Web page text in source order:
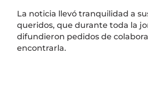
La noticia llevó tranquilidad a
queridos, que durante toda la
difundieron pedidos de
encontrarla.